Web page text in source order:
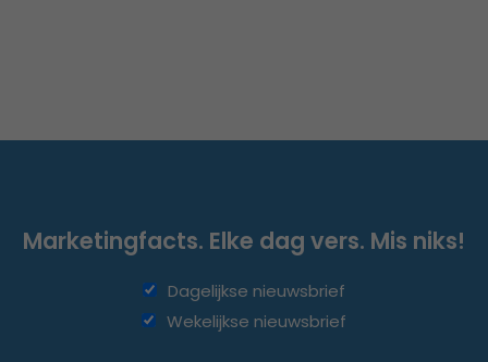
Marketingfacts. Elke dag vers. Mis niks!
Dagelijkse nieuwsbrief
Wekelijkse nieuwsbrief